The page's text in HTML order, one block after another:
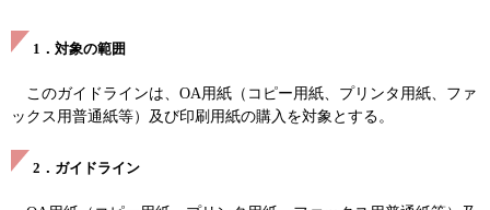
1．対象の範囲
このガイドラインは、OA用紙（コピー用紙、プリンタ用紙、ファ
ックス用普通紙等）及び印刷用紙の購入を対象とする。
2．ガイドライン